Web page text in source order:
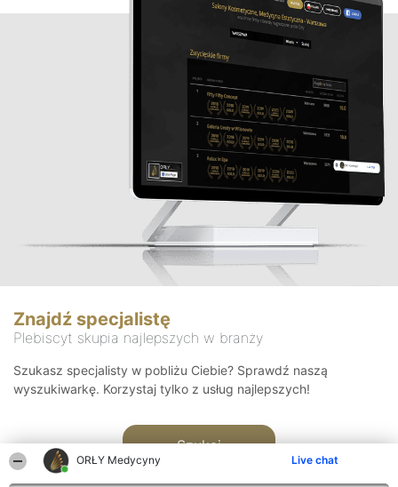
ORŁY Medycyny Live chat
Znajdź specjalistę
Plebiscyt skupia najlepszych w branży
Szukasz specjalisty w pobliżu Ciebie? Sprawdź naszą
wyszukiwarkę. Korzystaj tylko z usług najlepszych!
Szukaj